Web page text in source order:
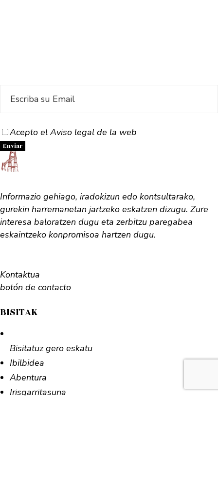
Acepto el Aviso legal de la web
Informazio gehiago, iradokizun edo kontsultarako,
gurekin harremanetan jartzeko eskatzen dizugu. Zure
interesa baloratzen dugu eta zerbitzu paregabea
eskaintzeko konpromisoa hartzen dugu.
Kontaktua
botón de contacto
BISITAK
Bisitatuz gero eskatu
Ibilbidea
Abentura
Irisgarritasuna